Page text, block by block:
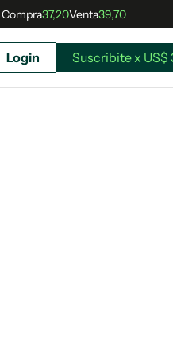
Compra37,20Venta39,70
Login Suscribite x US$